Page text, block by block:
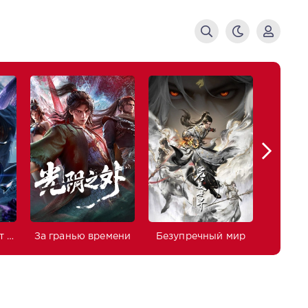
Боевой континент 2: Непревзойдённый клан Тан За гранью времени Безупречный мир